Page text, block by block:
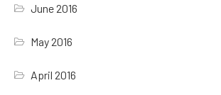
June 2016
May 2016
April 2016